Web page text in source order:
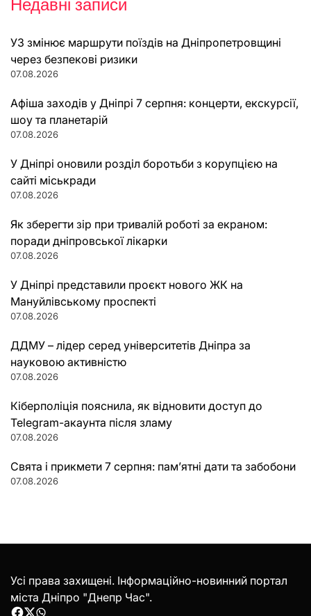
УЗ змінює маршрути поїздів на Дніпропетровщині
через безпекові ризики
07.08.2026
Афіша заходів у Дніпрі 7 серпня: концерти, екскурсії,
шоу та планетарій
07.08.2026
У Дніпрі оновили розділ боротьби з корупцією на
сайті міськради
07.08.2026
Як зберегти зір при тривалій роботі за екраном:
поради дніпровської лікарки
07.08.2026
У Дніпрі представили проєкт нового ЖК на
Мануйлівському проспекті
07.08.2026
ДДМУ – лідер серед університетів Дніпра за
науковою активністю
07.08.2026
Кіберполіція пояснила, як відновити доступ до
Telegram-акаунта після зламу
07.08.2026
Свята і прикмети 7 серпня: пам’ятні дати та забобони
07.08.2026
Усі права захищені. Інформаційно-новинний портал
міста Дніпро "Днепр Час".